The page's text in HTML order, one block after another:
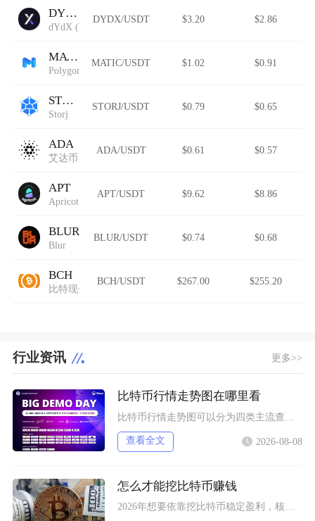
DYDX
dYdX (Wormhole)
DYDX/USDT $3.20 $2.86
MATIC
Polygon
MATIC/USDT $1.02 $0.91
STORJ
Storj
STORJ/USDT $0.79 $0.65
ADA
艾达币
ADA/USDT $0.61 $0.57
APT
Apricot Finance
APT/USDT $9.62 $8.86
BLUR
Blur
BLUR/USDT $0.74 $0.68
BCH
比特现金
BCH/USDT $267.00 $255.20
行业资讯 更多>>
比特币行情走势图在哪里看
查看全文 2026-08-08
怎么才能挖比特币赚钱
2026年想要依靠挖比特币稳定盈利，核心只有一套可落地逻辑：依托低电价工业场地搭配新一代低